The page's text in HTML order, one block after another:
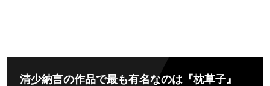
清少納言の作品で最も有名なのは『枕草子』